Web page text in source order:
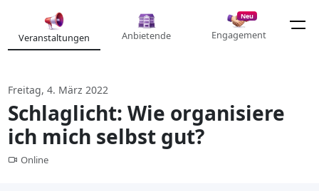
Veranstaltungen Anbietende
Neu
Engagement
Freitag, 4. März 2022
Schlaglicht: Wie organisiere
ich mich selbst gut?
Online